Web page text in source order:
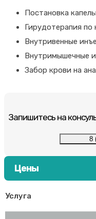
Постановка
Гирудотерапия по
Внутривенные
Внутримышечные
Забор крови на
Запишитесь на
8
Цены
Услуга